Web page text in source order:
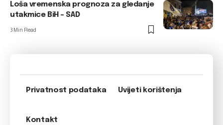
Loša vremenska prognoza za gledanje
utakmice BiH – SAD
3 Min Read
Privatnost podataka Uvijeti korištenja
Kontakt